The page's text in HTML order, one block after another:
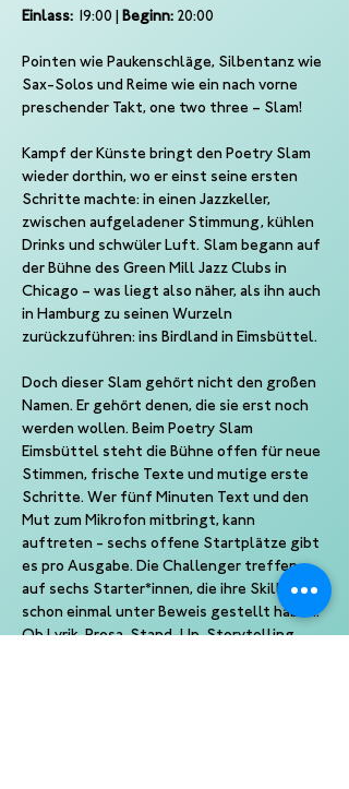
Einlass: 19:00 | Beginn: 20:00
Pointen wie Paukenschläge, Silbentanz wie
Sax-Solos und Reime wie ein nach vorne
preschender Takt, one two three – Slam!
Kampf der Künste bringt den Poetry Slam
wieder dorthin, wo er einst seine ersten
Schritte machte: in einen Jazzkeller,
zwischen aufgeladener Stimmung, kühlen
Drinks und schwüler Luft. Slam begann auf
der Bühne des Green Mill Jazz Clubs in
Chicago – was liegt also näher, als ihn auch
in Hamburg zu seinen Wurzeln
zurückzuführen: ins Birdland in Eimsbüttel.
Doch dieser Slam gehört nicht den großen
Namen. Er gehört denen, die sie erst noch
werden wollen. Beim Poetry Slam
Eimsbüttel steht die Bühne offen für neue
Stimmen, frische Texte und mutige erste
Schritte. Wer fünf Minuten Text und den
Mut zum Mikrofon mitbringt, kann
auftreten - sechs offene Startplätze gibt
es pro Ausgabe. Die Challenger treffen
auf sechs Starter*innen, die ihre Skills
schon einmal unter Beweis gestellt haben.
Ob Lyrik, Prosa, Stand-Up, Storytelling